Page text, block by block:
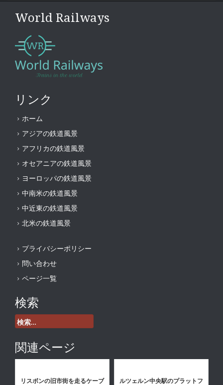
World Railways
リンク
ホーム
アジアの鉄道風景
アフリカの鉄道風景
オセアニアの鉄道風景
ヨーロッパの鉄道風景
中南米の鉄道風景
中近東の鉄道風景
北米の鉄道風景
プライバシーポリシー
問い合わせ
ページ一覧
検索
検
索:
関連ページ
リスボンの旧市街を走るケーブ
ルツェルン中央駅のプラットフ